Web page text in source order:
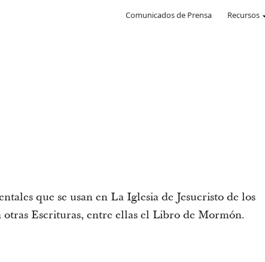
Comunicados de Prensa Recursos
que se usan en La Iglesia de Jesucristo de los
otras Escrituras, entre ellas el Libro de Mormón.